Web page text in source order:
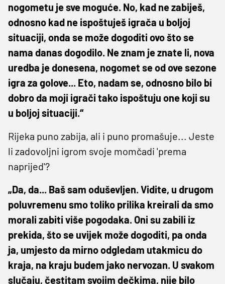
nogometu je sve moguće. No, kad ne zabiješ,
odnosno kad ne ispoštuješ igrača u boljoj
situaciji, onda se može dogoditi ovo što se
nama danas dogodilo. Ne znam je znate li, nova
uredba je donesena, nogomet se od ove sezone
igra za golove... Eto, nadam se, odnosno bilo bi
dobro da moji igrači tako ispoštuju one koji su
u boljoj situaciji.“
Rijeka puno zabija, ali i puno promašuje... Jeste
li zadovoljni igrom svoje momčadi 'prema
naprijed'?
„Da, da... Baš sam oduševljen. Vidite, u drugom
poluvremenu smo toliko prilika kreirali da smo
morali zabiti više pogodaka. Oni su zabili iz
prekida, što se uvijek može dogoditi, pa onda
ja, umjesto da mirno odgledam utakmicu do
kraja, na kraju budem jako nervozan. U svakom
slučaju, čestitam svojim dečkima, nije bilo